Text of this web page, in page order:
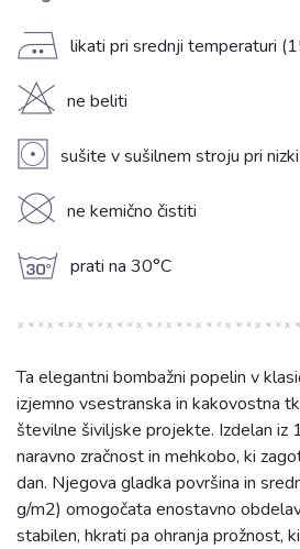
E likati pri srednji temperaturi
H ne beliti
V sušite v sušilnem stroju pri
K ne kemično čistiti
g prati na 30°C
Ta elegantni bombažni popelin v
izjemno vsestranska in kakovostna
številne šiviljske projekte. Izdelan iz
naravno zračnost in mehkobo, ki
dan. Njegova gladka površina in
g/m2) omogočata enostavno
stabilen, hkrati pa ohranja prožnost,